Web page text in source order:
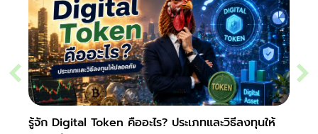
รู้จัก Digital Token คืออะไร? ประเภทและวิธีลงทุนให้